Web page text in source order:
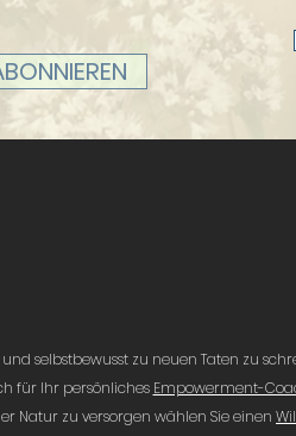
selbstbewusst zu neuen Taten zu
für Ihr persönliches Empowerment-
Natur zu versorgen wählen Sie einen